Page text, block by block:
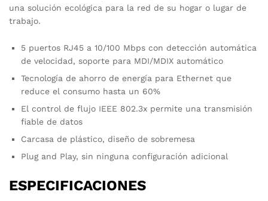
una solución ecológica para la red de su hogar o lugar de
trabajo.
5 puertos RJ45 a 10/100 Mbps con detección automática
de velocidad, soporte para MDI/MDIX automático
Tecnología de ahorro de energía para Ethernet que
reduce el consumo hasta un 60%
El control de flujo IEEE 802.3x permite una transmisión
fiable de datos
Carcasa de plástico, diseño de sobremesa
Plug and Play, sin ninguna configuración adicional
ESPECIFICACIONES